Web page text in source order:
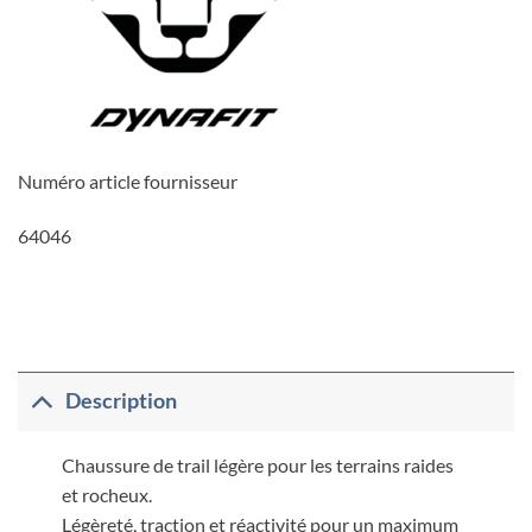
Numéro article fournisseur
64046
Description
Chaussure de trail légère pour les terrains raides
et rocheux.
Légèreté, traction et réactivité pour un maximum